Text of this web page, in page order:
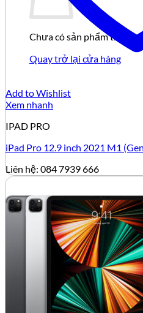
Chưa có sản phẩm trong
Quay trở lại cửa hàng
Add to Wishlist
Xem nhanh
IPAD PRO
iPad Pro 12.9 inch 2021 M1
Liên hệ: 084 7939 666